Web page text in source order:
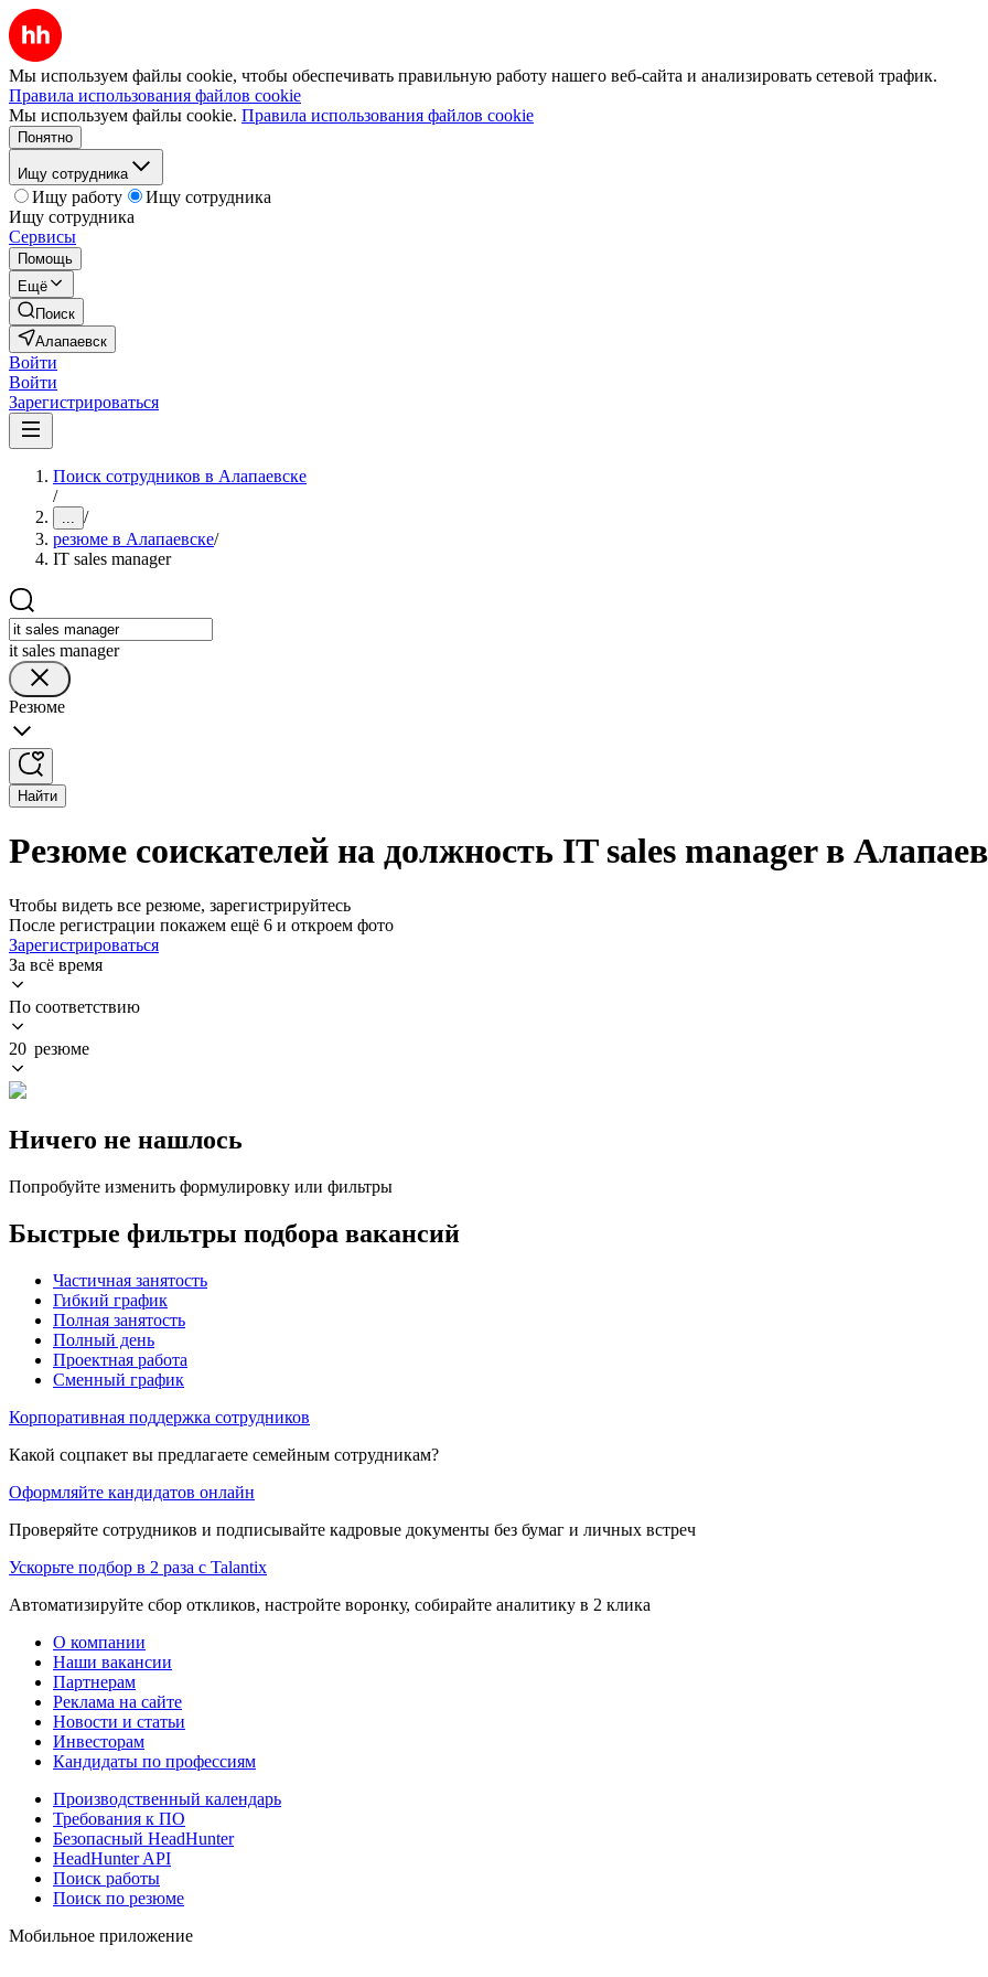
Мы используем файлы cookie, чтобы обеспечивать правильную работу нашего веб-сайта и анализировать сетевой трафик.
Правила использования файлов cookie
Мы используем файлы cookie. Правила использования файлов cookie
Понятно
Ищу сотрудника
Ищу работу
Ищу сотрудника
Ищу сотрудника
Сервисы
Помощь
Ещё
Поиск
Алапаевск
Войти
Войти
Зарегистрироваться
Поиск сотрудников в Алапаевске
/
... /
резюме в Алапаевске/
IT sales manager
it sales manager
Резюме
Найти
Резюме соискателей на должность IT sales manager в
Чтобы видеть все резюме, зарегистрируйтесь
После регистрации покажем ещё 6 и откроем фото
Зарегистрироваться
За всё время
По соответствию
20 резюме
Ничего не нашлось
Попробуйте изменить формулировку или фильтры
Быстрые фильтры подбора вакансий
Частичная занятость
Гибкий график
Полная занятость
Полный день
Проектная работа
Сменный график
Корпоративная поддержка сотрудников
Какой соцпакет вы предлагаете семейным сотрудникам?
Оформляйте кандидатов онлайн
Проверяйте сотрудников и подписывайте кадровые документы без бумаг и личных встреч
Ускорьте подбор в 2 раза с Talantix
Автоматизируйте сбор откликов, настройте воронку, собирайте аналитику в 2 клика
О компании
Наши вакансии
Партнерам
Реклама на сайте
Новости и статьи
Инвесторам
Кандидаты по профессиям
Производственный календарь
Требования к ПО
Безопасный HeadHunter
HeadHunter API
Поиск работы
Поиск по резюме
Мобильное приложение